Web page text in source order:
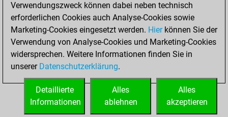
Erstickte Matts
Unterverwandlungen
0
Türme auf der siebten
0
STARTSEITE
Verwendungszweck können dabei neben technisch
erforderlichen Cookies auch Analyse-Cookies sowie
Marketing-Cookies eingesetzt werden. Hierkönnen Sie der
Verwendung von Analyse-Cookies und Marketing-Cookies
widersprechen. Weitere Informationen finden Sie in
unserer Datenschutzerklärung.
Alles
akzeptieren
Alles
ablehnen
Detaillierte
Informationen